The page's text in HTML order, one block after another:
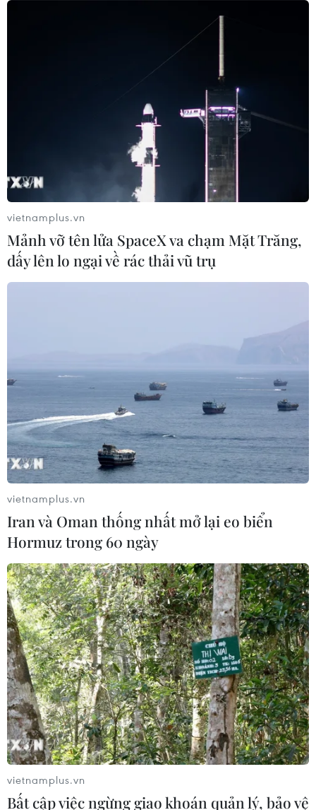
vietnamplus.vn
Mảnh vỡ tên lửa SpaceX va chạm Mặt Trăng,
dấy lên lo ngại về rác thải vũ trụ
vietnamplus.vn
Iran và Oman thống nhất mở lại eo biển
Hormuz trong 60 ngày
vietnamplus.vn
Bất cập việc ngừng giao khoán quản lý, bảo vệ